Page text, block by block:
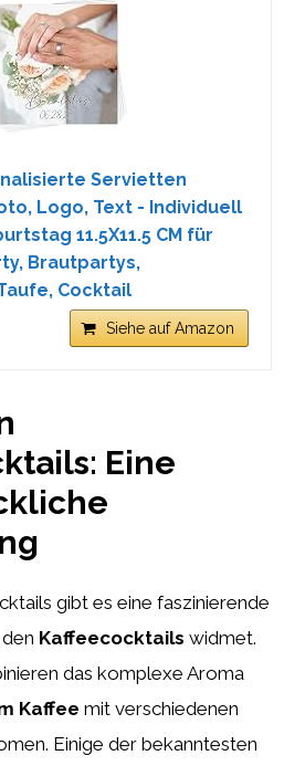
Servietten
Logo, Text - Individuell
11.5X11.5 CM für
Brautpartys,
Cocktail
Siehe auf Amazon
Eine
gibt es eine faszinierende
Kaffeecocktails widmet.
das komplexe Aroma
Kaffee mit verschiedenen
Einige der bekanntesten